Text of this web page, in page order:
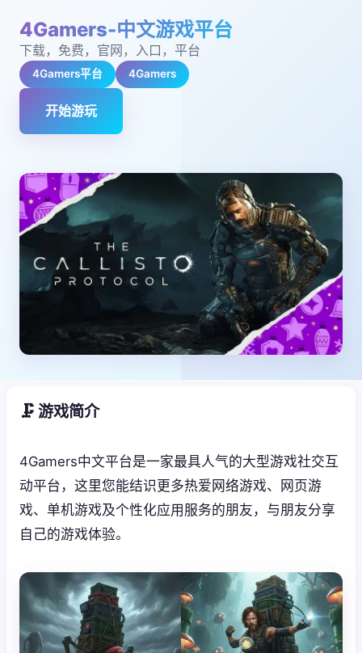
4Gamers-中文游戏平台
下载，免费，官网，入口，平台
4Gamers平台 4Gamers
开始游玩
🗜️ 游戏简介
4Gamers中文平台是一家最具人气的大型游戏社交互
动平台，这里您能结识更多热爱网络游戏、网页游
戏、单机游戏及个性化应用服务的朋友，与朋友分享
自己的游戏体验。